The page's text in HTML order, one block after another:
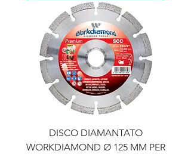
DISCO DIAMANTATO
WORKDIAMOND Ø 125 MM PER